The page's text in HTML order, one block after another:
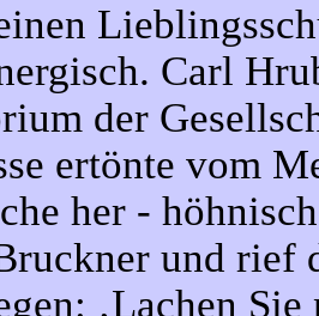
Carl
der
ertönte vom
her -
und rief
‚Lachen